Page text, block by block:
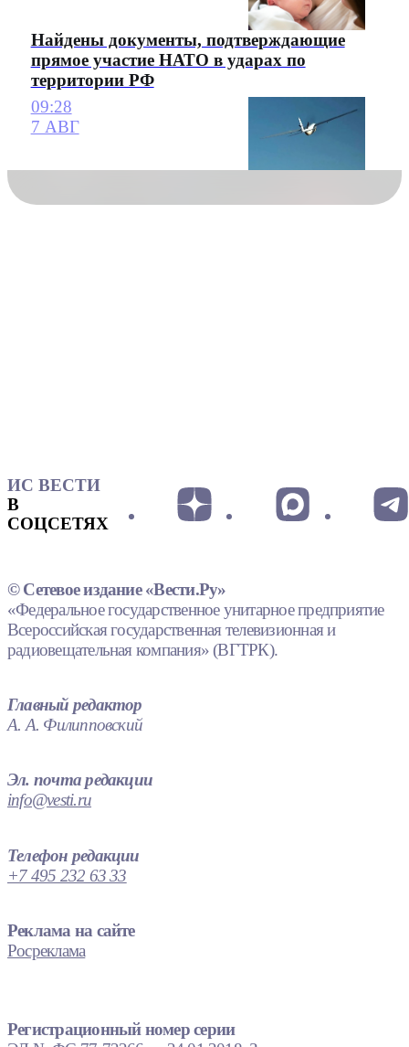
Найдены документы, подтверждающие
прямое участие НАТО в ударах по
территории РФ
09:28
7 АВГ
ИС ВЕСТИ
В
СОЦСЕТЯХ
© Сетевое издание «Вести.Ру»
«Федеральное государственное унитарное предприятие
Всероссийская государственная телевизионная и
радиовещательная компания» (ВГТРК).
Главный редактор
А. А. Филипповский
Эл. почта редакции
info@vesti.ru
Телефон редакции
+7 495 232 63 33
Реклама на сайте
Росреклама
Регистрационный номер серии